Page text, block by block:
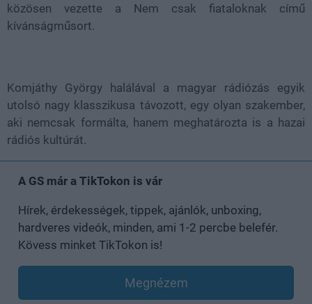
közösen vezette a Nem csak fiataloknak című
kívánságműsort.
Komjáthy György halálával a magyar rádiózás egyik
utolsó nagy klasszikusa távozott, egy olyan szakember,
aki nemcsak formálta, hanem meghatározta is a hazai
rádiós kultúrát.
A GS már a TikTokon is vár
Hírek, érdekességek, tippek, ajánlók, unboxing,
hardveres videók, minden, ami 1-2 percbe belefér.
Kövess minket TikTokon is!
Megnézem